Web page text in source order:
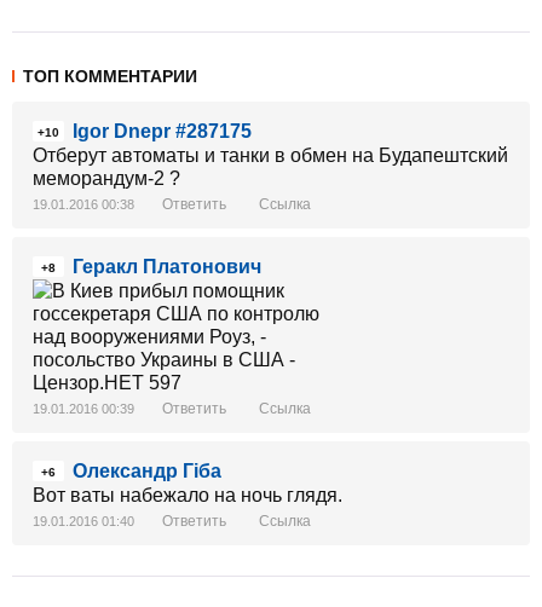
ТОП КОММЕНТАРИИ
+10
Igor Dnepr #287175
Отберут автоматы и танки в обмен на Будапештский
меморандум-2 ?
19.01.2016 00:38 Ответить Ссылка
+8 Геракл Платонович
19.01.2016 00:39 Ответить Ссылка
+6
Олександр Гіба
Вот ваты набежало на ночь глядя.
19.01.2016 01:40 Ответить Ссылка